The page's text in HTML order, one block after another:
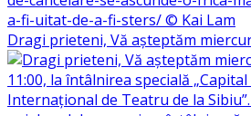
Dragi prieteni, Vă așteptăm